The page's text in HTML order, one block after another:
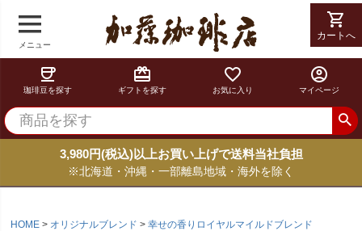
メニュー
shopping_cart
カートへ
coffee
珈琲豆を探す
card_giftcard
ギフトを探す
favorite_border
お気に入り
account_circle
マイページ
3,980円(税込)以上お買い上げで送料当社負担
※北海道・沖縄・一部離島地域・海外を除く
HOME オリジナルブレンド
幸せの香りロイヤルマイルドブレンド